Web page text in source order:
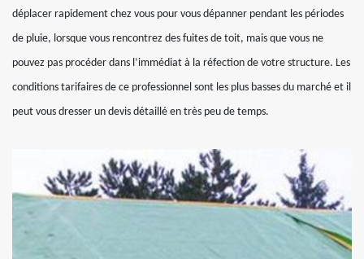
déplacer rapidement chez vous pour vous dépanner pendant les périodes
de pluie, lorsque vous rencontrez des fuites de toit, mais que vous ne
pouvez pas procéder dans l’immédiat à la réfection de votre structure. Les
conditions tarifaires de ce professionnel sont les plus basses du marché et il
peut vous dresser un devis détaillé en très peu de temps.